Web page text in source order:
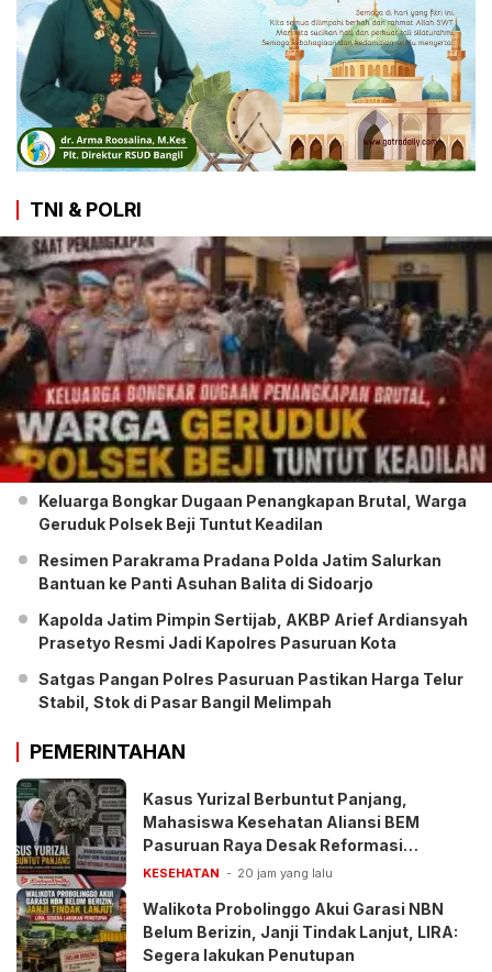
TNI & POLRI
Keluarga Bongkar Dugaan Penangkapan Brutal, Warga
Geruduk Polsek Beji Tuntut Keadilan
Resimen Parakrama Pradana Polda Jatim Salurkan
Bantuan ke Panti Asuhan Balita di Sidoarjo
Kapolda Jatim Pimpin Sertijab, AKBP Arief Ardiansyah
Prasetyo Resmi Jadi Kapolres Pasuruan Kota
Satgas Pangan Polres Pasuruan Pastikan Harga Telur
Stabil, Stok di Pasar Bangil Melimpah
PEMERINTAHAN
Kasus Yurizal Berbuntut Panjang,
Mahasiswa Kesehatan Aliansi BEM
Pasuruan Raya Desak Reformasi
Pelayanan BPJS
KESEHATAN 20 jam yang lalu
Walikota Probolinggo Akui Garasi NBN
Belum Berizin, Janji Tindak Lanjut, LIRA:
Segera lakukan Penutupan